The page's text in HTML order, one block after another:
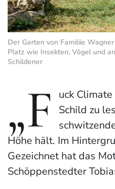
Der Garten von Familiie
Platz wie Insekten, Vögel und
Schildener
„F
uck
Schild zu
Höhe hält. Im
Gezeichnet hat das
Schöppenstedter